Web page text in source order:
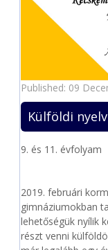
Published: 09
Külföldi
9. és 11. évfolyam
2019. februári
gimnáziumokban
lehetőségük nyílik
részt venni